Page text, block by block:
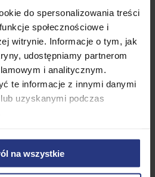
do spersonalizowania treści
społecznościowe i
witrynie. Informacje o tym, jak
udostępniamy partnerom
i analitycznym.
te informacje z innymi danymi
uzyskanymi podczas
na wszystkie